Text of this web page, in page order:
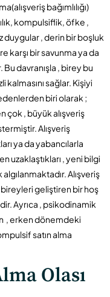
bağımlılığı)
kompulsiflik, öfke ,
duygular , derin bir boşluk
karşı bir savunma ya da
davranışla , birey bu
kalmasını sağlar. Kişiyi
biri olarak ;
çok , büyük alışveriş
Alışveriş
ya da yabancılarla
uzaklaştıkları , yeni bilgi
Alışveriş
bireyleri geliştiren bir hoş
Ayrıca , psikodinamik
, erken dönemdeki
satın alma
Olası